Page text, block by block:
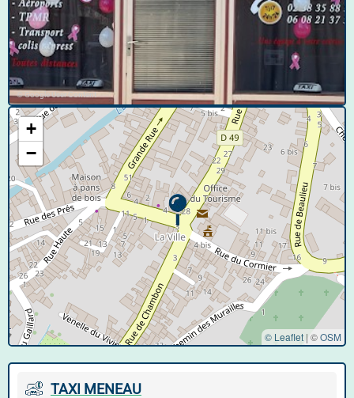
© Google User Content
+
−
© Leaflet | ©OSM
TAXI MENEAU